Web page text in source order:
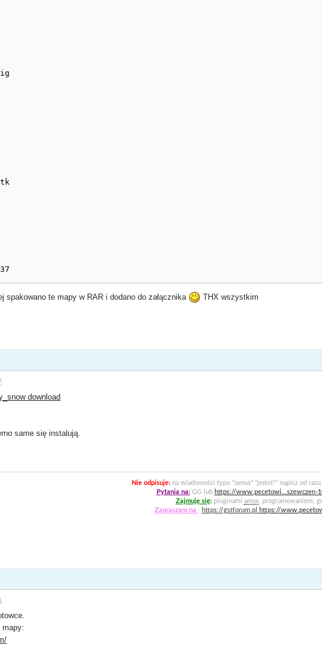
spakowano te mapy w RAR i dodano do załącznika THX wszystkim
download
same się instalują.
Nie odpisuje: na wiadomości typu"siema" "jesteś?"napisz od razu
Pytania na:GG lub https://www.pecetowi...szewczen-
Zajmuję się:pluginami amxx, programowaniem,
Zapraszam na : https://gstforum.pl https://